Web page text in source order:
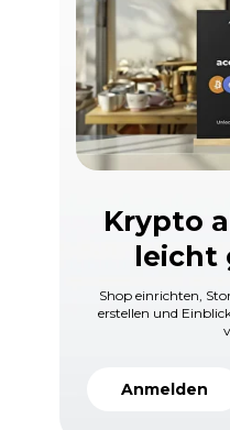
Shop einrichten,
erstellen und
Krypto
leicht
Anmelden